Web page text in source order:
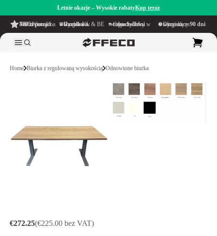
Letnie okazje – Wysokie rabatyKup teraz
4.6/5
z ponad 500 recenzji
na TrustPilot Darmowa wysyłka
w obrębie NL & BE Czas dostawy w ciągu
1–5 dni roboczych Długi okres namysłu wynoszący90 dni
Home Biurka z regulowaną wysokością Odnowione biurka
€272.25(€225.00 bez VAT)